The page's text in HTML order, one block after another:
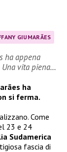
GIUMARÃES
ha appena
Una vita piena…
ha
si ferma.
Come
23 e 24
Sudamerica
fascia di